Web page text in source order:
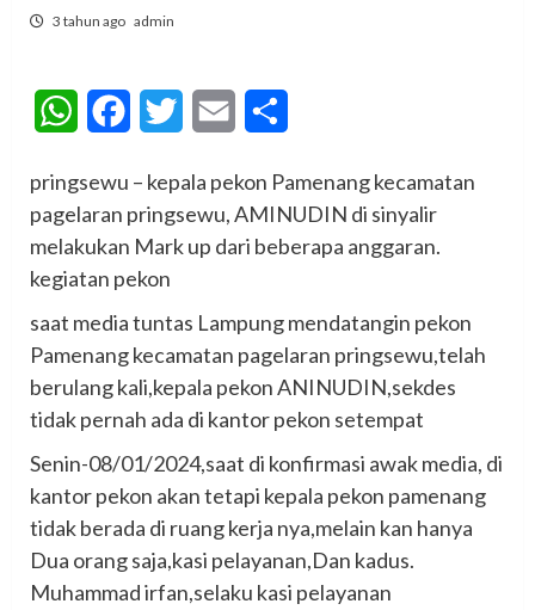
3 tahun ago admin
WhatsAppFacebookTwitter Email
pringsewu – kepala pekon Pamenang kecamatan
pagelaran pringsewu, AMINUDIN di sinyalir
melakukan Mark up dari beberapa anggaran.
kegiatan pekon
saat media tuntas Lampung mendatangin pekon
Pamenang kecamatan pagelaran pringsewu,telah
berulang kali,kepala pekon ANINUDIN,sekdes
tidak pernah ada di kantor pekon setempat
Senin-08/01/2024,saat di konfirmasi awak media, di
kantor pekon akan tetapi kepala pekon pamenang
tidak berada di ruang kerja nya,melain kan hanya
Dua orang saja,kasi pelayanan,Dan kadus.
Muhammad irfan,selaku kasi pelayanan